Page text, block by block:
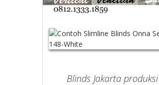
Blinds Jakarta produksi